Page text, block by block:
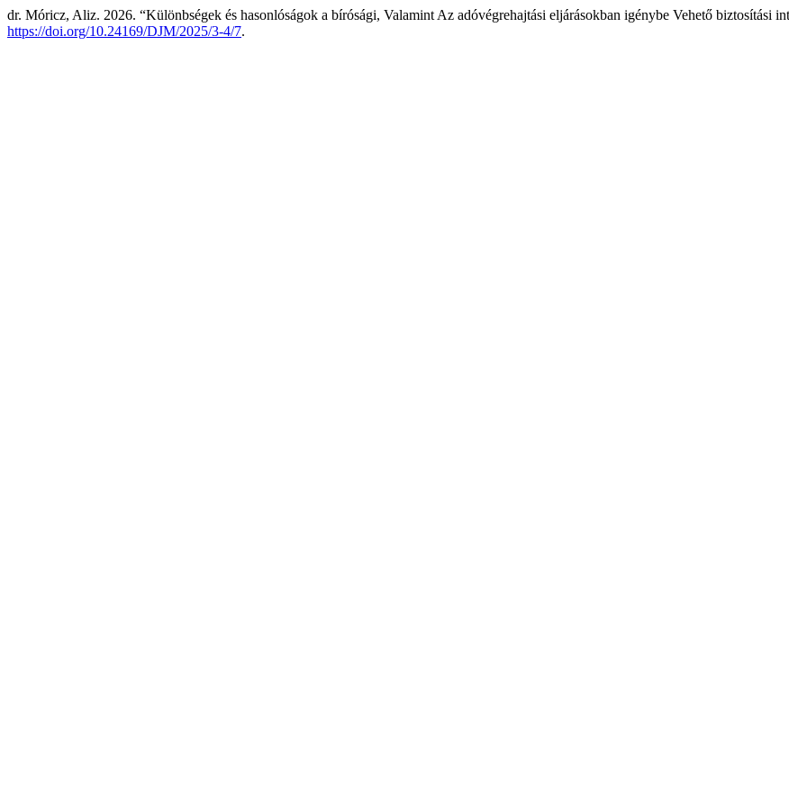
dr. Móricz, Aliz. 2026. “Különbségek és hasonlóságok a bírósági, Valamint Az adóvégrehajtási eljárásokban igénybe Vehető biztosítási
https://doi.org/10.24169/DJM/2025/3-4/7.